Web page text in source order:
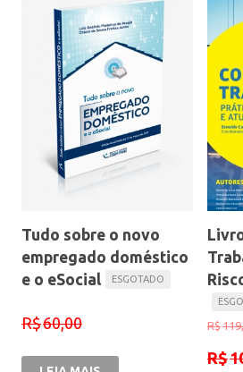
Tudo sobre o novo
empregado doméstico
e o eSocial
R$60,00 R$
R$